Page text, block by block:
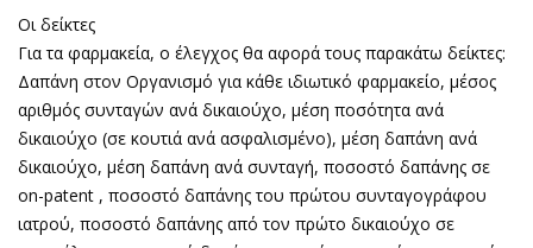
Οι δείκτες
Για τα φαρμακεία, ο έλεγχος θα αφορά τους παρακάτω δείκτες:
Δαπάνη στον Οργανισμό για κάθε ιδιωτικό φαρμακείο, μέσος
αριθμός συνταγών ανά δικαιούχο, μέση ποσότητα ανά
δικαιούχο (σε κουτιά ανά ασφαλισμένο), μέση δαπάνη ανά
δικαιούχο, μέση δαπάνη ανά συνταγή, ποσοστό δαπάνης σε
on-patent , ποσοστό δαπάνης του πρώτου συνταγογράφου
ιατρού, ποσοστό δαπάνης από τον πρώτο δικαιούχο σε